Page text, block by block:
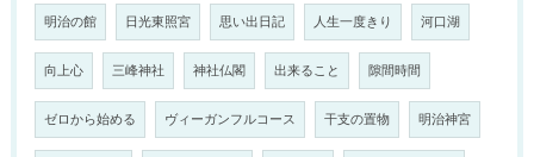
明治の館 日光東照宮 思い出日記 人生一度きり 河口湖
向上心 三峰神社 神社仏閣 出来ること 隙間時間
ゼロから始める ヴィーガンフルコース 干支の置物 明治神宮